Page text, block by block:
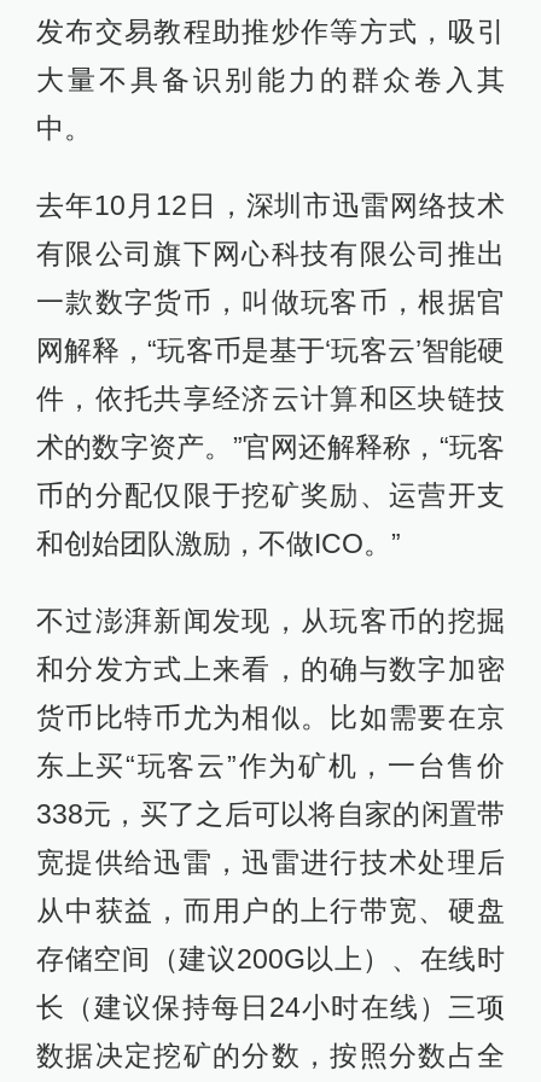
发布交易教程助推炒作等方式，吸引
大量不具备识别能力的群众卷入其
中。
去年10月12日，深圳市迅雷网络技术
有限公司旗下网心科技有限公司推出
一款数字货币，叫做玩客币，根据官
网解释，“玩客币是基于‘玩客云’智能硬
件，依托共享经济云计算和区块链技
术的数字资产。”官网还解释称，“玩客
币的分配仅限于挖矿奖励、运营开支
和创始团队激励，不做ICO。”
不过澎湃新闻发现，从玩客币的挖掘
和分发方式上来看，的确与数字加密
货币比特币尤为相似。比如需要在京
东上买“玩客云”作为矿机，一台售价
338元，买了之后可以将自家的闲置带
宽提供给迅雷，迅雷进行技术处理后
从中获益，而用户的上行带宽、硬盘
存储空间（建议200G以上）、在线时
长（建议保持每日24小时在线）三项
数据决定挖矿的分数，按照分数占全